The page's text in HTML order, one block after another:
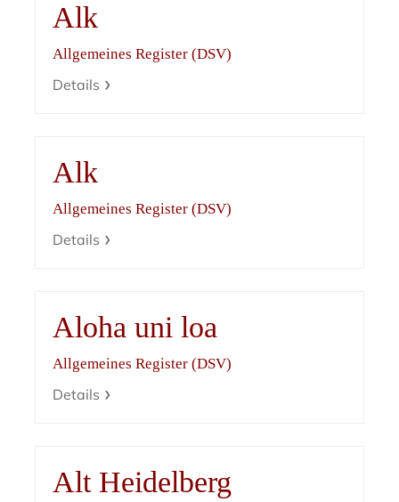
Alk
Allgemeines Register (DSV)
Details
Alk
Allgemeines Register (DSV)
Details
Aloha uni loa
Allgemeines Register (DSV)
Details
Alt Heidelberg